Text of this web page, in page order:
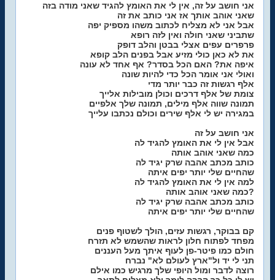
אני חושב על זה, אין לי את האומץ להגיד שאני מודה בזה
שאני אוהב אותך אז אני כותב את זה
אבל אני לא מצליח לכתוב משהו מספיק יפה
שתביני שאני חולה ואין לזה רופא
פרפרים עפים אצלי בבטן והלב דופק
את לא כאן כולי מזיע אבל בפנים הלב קופא
איפה את? האם הכל בסדר? אף אחד לא עונה
ואולי אני אומר הכל כדי להיות שונה
אלף רגשות זה כבר יותר מדי
צומת של אלף דרכים וכולן מובילות אלייך
תמונה שווה אלף מילים, תמונה שלך אלפיים
במגירה יש לי אלף שירים וכולם נכתבו עלייך
אני חושב על זה
אבל אין לי את האומץ להגיד לה
כמה שאני אוהב אותה
כותב מכתב אהבה שרק יגיד לה
שהחיים שלי יותר יפים איתה
למה אין לי את האומץ להגיד לה
כמה שאני אוהב אותה?
כותב מכתב אהבה שרק יגיד לה
שהחיים שלי יותר יפים איתה
קם בבוקר, רגשות עזים, הולך לשטוף פנים
מפחד לפתוח חלון לראות שהשמש לא תזרח
חולם כמו פיטר-פן לעוף איתך מעל העננים
תני לי יד ול"ארץ לעולם לא" נברח
רוצה לדבר ומול היופי שלך מרגיש כמו אילם